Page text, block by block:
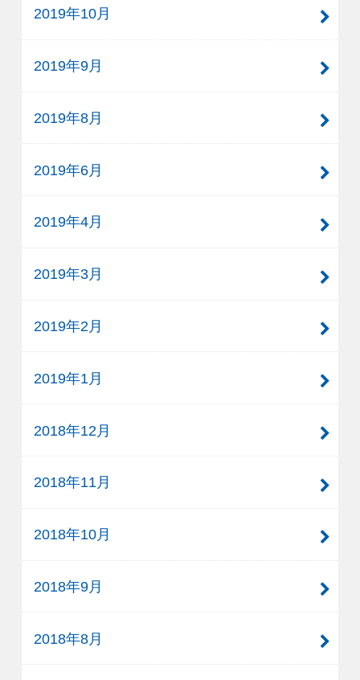
2019年10月
2019年9月
2019年8月
2019年6月
2019年4月
2019年3月
2019年2月
2019年1月
2018年12月
2018年11月
2018年10月
2018年9月
2018年8月